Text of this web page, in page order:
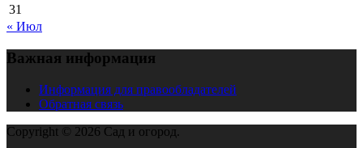
31
« Июл
Важная информация
Информация для правообладателей
Обратная связь
Copyright © 2026 Сад и огород.